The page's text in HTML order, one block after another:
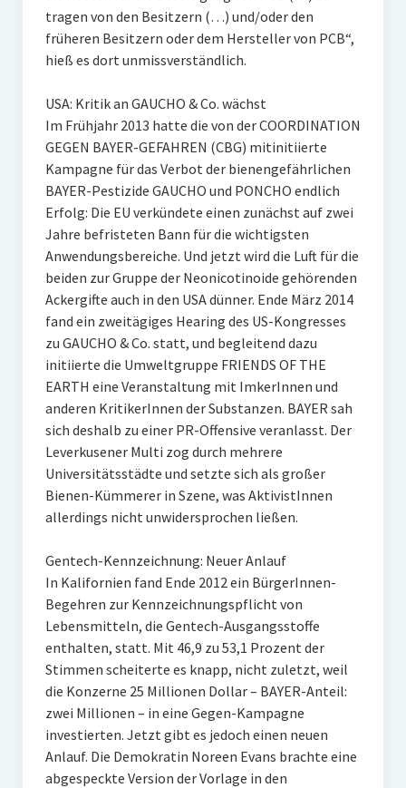
tragen von den Besitzern (…) und/oder den
früheren Besitzern oder dem Hersteller von PCB“,
hieß es dort unmissverständlich.
USA: Kritik an GAUCHO & Co. wächst
Im Frühjahr 2013 hatte die von der COORDINATION
GEGEN BAYER-GEFAHREN (CBG) mitinitiierte
Kampagne für das Verbot der bienengefährlichen
BAYER-Pestizide GAUCHO und PONCHO endlich
Erfolg: Die EU verkündete einen zunächst auf zwei
Jahre befristeten Bann für die wichtigsten
Anwendungsbereiche. Und jetzt wird die Luft für die
beiden zur Gruppe der Neonicotinoide gehörenden
Ackergifte auch in den USA dünner. Ende März 2014
fand ein zweitägiges Hearing des US-Kongresses
zu GAUCHO & Co. statt, und begleitend dazu
initiierte die Umweltgruppe FRIENDS OF THE
EARTH eine Veranstaltung mit ImkerInnen und
anderen KritikerInnen der Substanzen. BAYER sah
sich deshalb zu einer PR-Offensive veranlasst. Der
Leverkusener Multi zog durch mehrere
Universitätsstädte und setzte sich als großer
Bienen-Kümmerer in Szene, was AktivistInnen
allerdings nicht unwidersprochen ließen.
Gentech-Kennzeichnung: Neuer Anlauf
In Kalifornien fand Ende 2012 ein BürgerInnen-
Begehren zur Kennzeichnungspflicht von
Lebensmitteln, die Gentech-Ausgangsstoffe
enthalten, statt. Mit 46,9 zu 53,1 Prozent der
Stimmen scheiterte es knapp, nicht zuletzt, weil
die Konzerne 25 Millionen Dollar – BAYER-Anteil:
zwei Millionen – in eine Gegen-Kampagne
investierten. Jetzt gibt es jedoch einen neuen
Anlauf. Die Demokratin Noreen Evans brachte eine
abgespeckte Version der Vorlage in den